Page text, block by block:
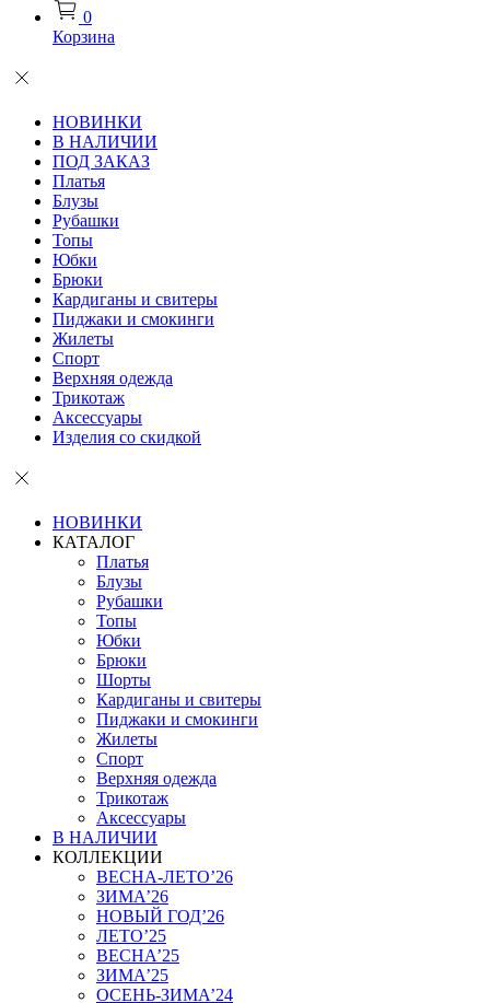
0
Корзина
НОВИНКИ
В НАЛИЧИИ
ПОД ЗАКАЗ
Платья
Блузы
Рубашки
Топы
Юбки
Брюки
Кардиганы и свитеры
Пиджаки и смокинги
Жилеты
Спорт
Верхняя одежда
Трикотаж
Аксессуары
Изделия со скидкой
НОВИНКИ
КАТАЛОГ
Платья
Блузы
Рубашки
Топы
Юбки
Брюки
Шорты
Кардиганы и свитеры
Пиджаки и смокинги
Жилеты
Спорт
Верхняя одежда
Трикотаж
Аксессуары
В НАЛИЧИИ
КОЛЛЕКЦИИ
ВЕСНА-ЛЕТО’26
ЗИМА’26
НОВЫЙ ГОД’26
ЛЕТО’25
ВЕСНА’25
ЗИМА’25
ОСЕНЬ-ЗИМА’24